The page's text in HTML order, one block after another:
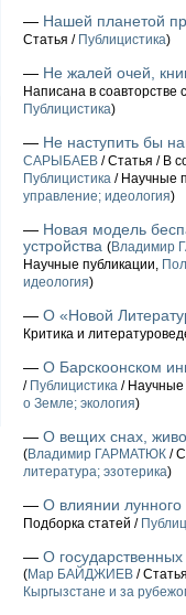
— Нашей планетой
Статья / Публицистика)
— Не жалей очей,
Написана в
Публицистика)
— Не наступить бы
САРЫБАЕВ / Статья / В
Публицистика / Научные
управление; идеология)
— Новая модель
устройства (Владимир
Научные публикации,
идеология)
— О «Новой
Критика и
— О Барскоонском
/ Публицистика / Научные
о Земле; экология)
— О вещих снах,
(Владимир ГАРМАТЮК /
литература; эзотерика)
— О влиянии лунного
Подборка статей /
— О
(Мар БАЙДЖИЕВ /
Кыргызстане и за